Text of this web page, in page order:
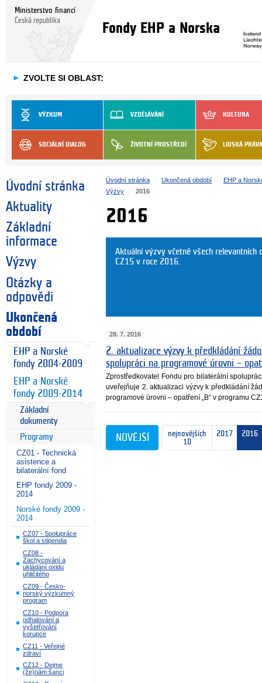
Ministerstvo financí
Česká republika
Fondy EHP a Norska
► ZVOLTE SI OBLAST:
VÝZKUM VZDĚLÁVÁNÍ KULTURA
SOCIÁLNÍ DIALOG ŽIVOTNÍ PROSTŘEDÍ LIDSKÁ PRÁVA
Úvodní stránka
Aktuality
Základní
informace
Výzvy
Otázky a
odpovědi
Ukončená
období
EHP a Norské
fondy 2004-2009
EHP a Norské
fondy 2009-2014
Základní
dokumenty
Programy
CZ01 - Technická
asistence a
bilaterální fond
EHP fondy 2009 -
2014
Norské fondy 2009 -
2014
CZ07 - Spolupráce
škol a stipendia
CZ08 -
Zachycování a
ukládání oxidu
uhličitého
CZ09 - Česko-
norský výzkumný
program
CZ10 - Podpora
odhalování a
vyšetřování
korupce
CZ11 - Veřejné
zdraví
CZ12 - Dejme
(že)nám šanci
Úvodní stránka Ukončená období
EHP a
Výzvy
2016
2016
Aktuální výzvy včetně všech relevantních
CZ15 v roce 2016.
28. 7. 2016
2. aktualizace výzvy k předkládání
spolupráci na programové úrovni –
Zprostředkovatel Fondu pro bilaterální
uveřejňuje 2. aktualizaci výzvy k předkládání
programové úrovni – opatření „B“ v programu
nejnovějších
10
2017 2016
NOVĚJŠÍ